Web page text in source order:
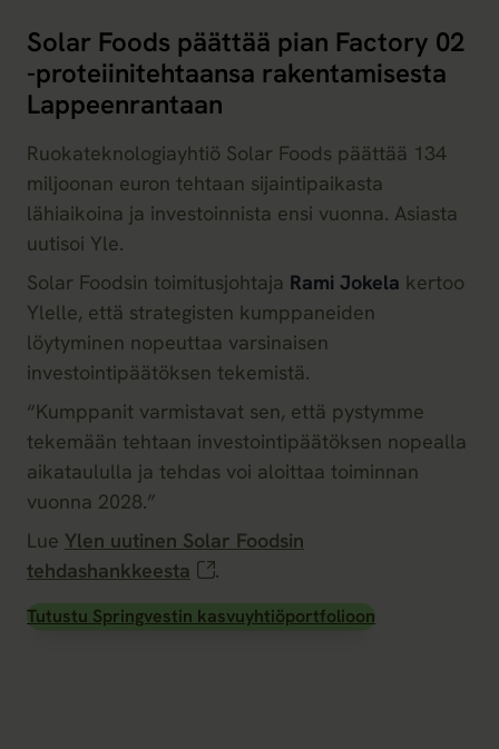
Solar Foods päättää pian Factory 02
-proteiinitehtaansa rakentamisesta
Lappeenrantaan
Ruokateknologiayhtiö Solar Foods päättää 134
miljoonan euron tehtaan sijaintipaikasta
lähiaikoina ja investoinnista ensi vuonna. Asiasta
uutisoi Yle.
Solar Foodsin toimitusjohtaja Rami Jokela kertoo
Ylelle, että strategisten kumppaneiden
löytyminen nopeuttaa varsinaisen
investointipäätöksen tekemistä.
“Kumppanit varmistavat sen, että pystymme
tekemään tehtaan investointipäätöksen nopealla
aikataululla ja tehdas voi aloittaa toiminnan
vuonna 2028.”
Lue Ylen uutinen Solar Foodsin
tehdashankkeesta
.
Tutustu Springvestin kasvuyhtiöportfolioon